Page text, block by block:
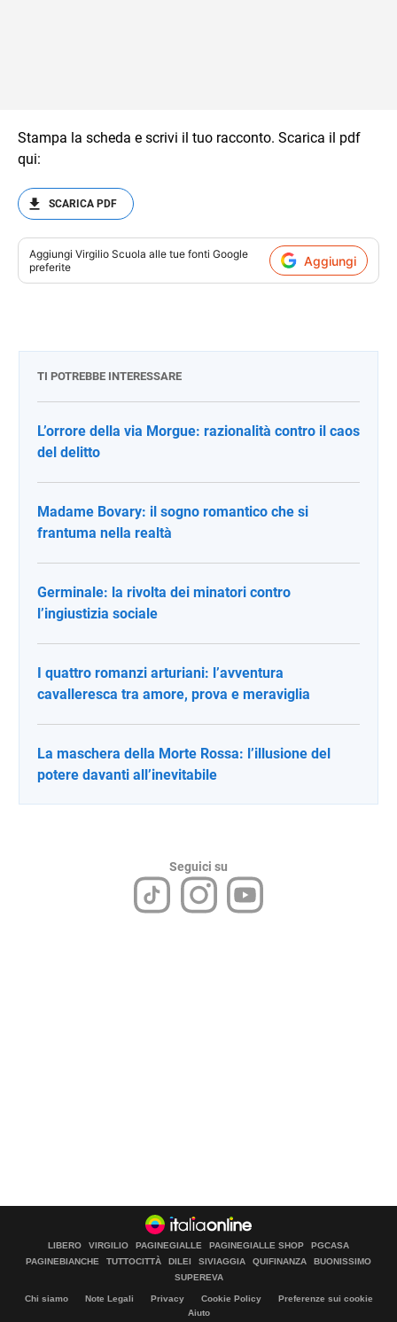
Stampa la scheda e scrivi il tuo racconto. Scarica il pdf
qui:
SCARICA PDF
Aggiungi Virgilio Scuola alle tue fonti Google
preferite
Aggiungi
TI POTREBBE INTERESSARE
L’orrore della via Morgue: razionalità contro il caos
del delitto
Madame Bovary: il sogno romantico che si
frantuma nella realtà
Germinale: la rivolta dei minatori contro
l’ingiustizia sociale
I quattro romanzi arturiani: l’avventura
cavalleresca tra amore, prova e meraviglia
La maschera della Morte Rossa: l’illusione del
potere davanti all’inevitabile
Seguici su
LIBERO VIRGILIO PAGINEGIALLE PAGINEGIALLE SHOP
PGCASA
PAGINEBIANCHE
TUTTOCITTÀ DILEI SIVIAGGIA QUIFINANZA
BUONISSIMO
SUPEREVA
Chi siamo Note Legali Privacy Cookie Policy
Preferenze sui cookie
Aiuto